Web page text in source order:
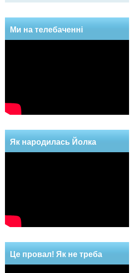
Ми на телебаченні
Як народилась Йолка
Це провал! Як не треба